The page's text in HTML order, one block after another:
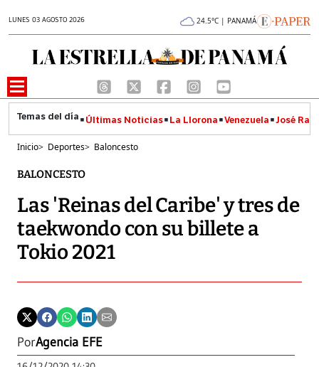
LUNES 03 AGOSTO 2026 24.5°C | PANAMÁ
Últimas Noticias La Llorona Venezuela José
Inicio> Deportes> Baloncesto
BALONCESTO
Las 'Reinas del Caribe' y tres de
taekwondo con su billete a
Tokio 2021
PorAgencia EFE